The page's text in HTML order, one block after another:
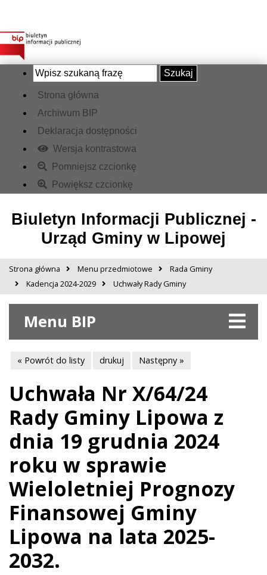
Szukaj
Strona główna
Archiwum BIP
Deklaracja dostępności
Wersja kontrastowa
Pomniejsz czcionkę
Powiększ czcionkę
Biuletyn Informacji Publicznej -
Urząd Gminy w Lipowej
Strona główna Menu przedmiotowe
Rada Gminy
Kadencja 2024-2029
Uchwały Rady Gminy
Menu BIP
« Powrót do listy drukuj Następny »
Uchwała Nr X/64/24
Rady Gminy Lipowa z
dnia 19 grudnia 2024
roku w sprawie
Wieloletniej Prognozy
Finansowej Gminy
Lipowa na lata 2025-
2032.